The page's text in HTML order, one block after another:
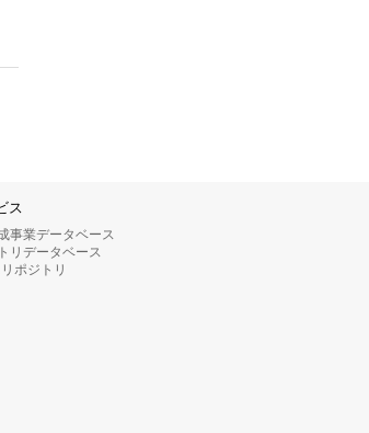
ス
事業データベース
リデータベース
ポジトリ